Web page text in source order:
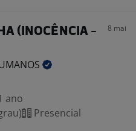
(INOCÊNCIA -
8 mai
ano
Presencial